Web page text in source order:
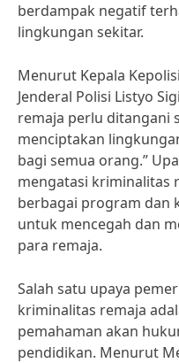
berdampak negatif
lingkungan sekitar.
Menurut Kepala
Jenderal Polisi Listyo
remaja perlu ditangani
menciptakan
bagi semua orang.”
mengatasi kriminalitas
berbagai program dan
untuk mencegah dan
para remaja.
Salah satu upaya
kriminalitas remaja
pemahaman akan
pendidikan. Menurut